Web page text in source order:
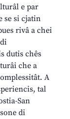
e par
se si cjatin
rivâ a chei
dutis chês
che a
A
tal
San
di